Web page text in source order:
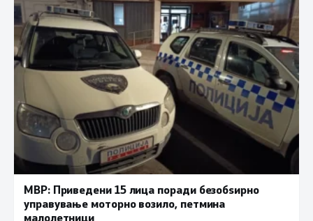
МВР: Приведени 15 лица поради безобѕирно
управување моторно возило, петмина
малолетници